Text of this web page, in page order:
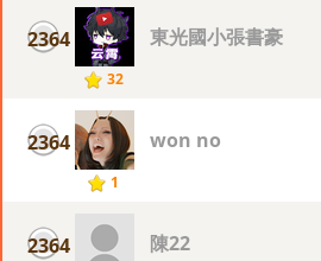
2364
32
東光國小張書豪
2364
1
won no
2364 陳22